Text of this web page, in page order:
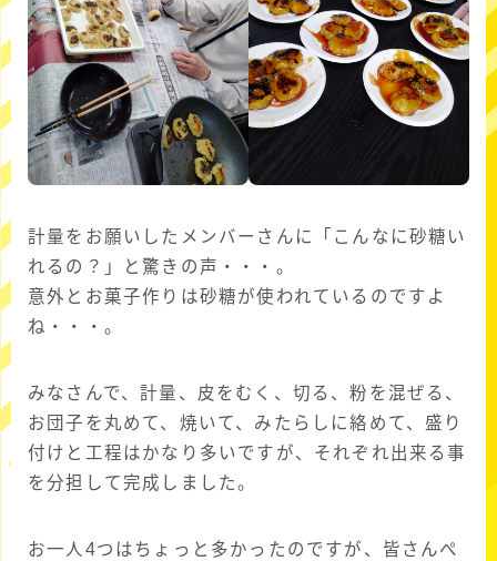
計量をお願いしたメンバーさんに「こんなに砂糖い
れるの？」と驚きの声・・・。
意外とお菓子作りは砂糖が使われているのですよ
ね・・・。
みなさんで、計量、皮をむく、切る、粉を混ぜる、
お団子を丸めて、焼いて、みたらしに絡めて、盛り
付けと工程はかなり多いですが、それぞれ出来る事
を分担して完成しました。
お一人4つはちょっと多かったのですが、皆さんぺ